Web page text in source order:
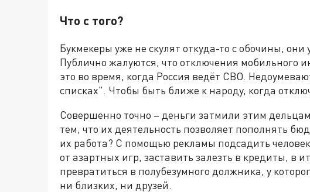
Что с того?
Букмекеры уже не скулят откуда-то с обочины,
Публично жалуются, что отключения мобильного
это во время, когда Россия ведёт СВО.
списках". Чтобы быть ближе к народу, когда
Совершенно точно – деньги затмили этим
тем, что их деятельность позволяет пополнять
их работа? С помощью рекламы подсадить
от азартных игр, заставить залезть в кредиты, в
превратиться в полубезумного должника, у
ни близких, ни друзей.